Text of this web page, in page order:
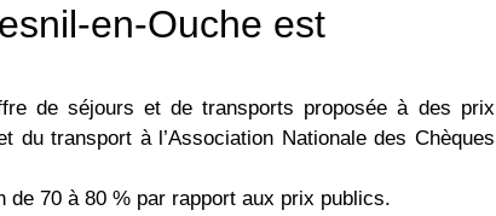
en-Ouche est
de séjours et de transports proposée à des prix
du transport à l’Association Nationale des Chèques
70 à 80 % par rapport aux prix publics.